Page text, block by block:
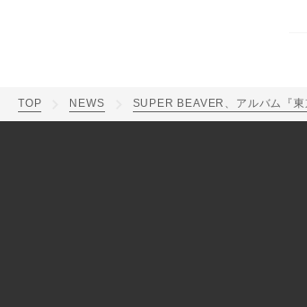
TOP NEWS SUPER BEAVER、アルバム『